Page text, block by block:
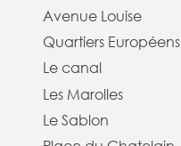
Avenue Louise
Quartiers Européens
Le canal
Les Marolles
Le Sablon